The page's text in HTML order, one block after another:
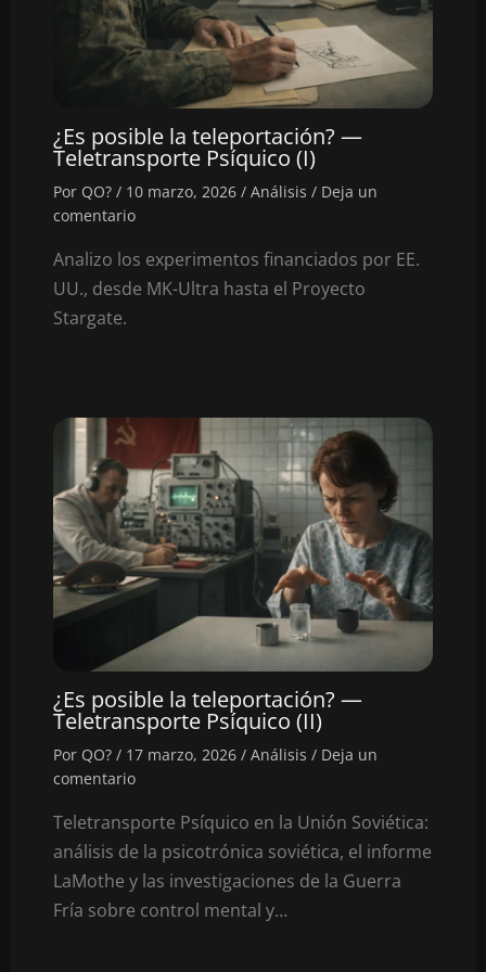
¿Es posible la teleportación? —
Teletransporte Psíquico (I)
Por QO? / 10 marzo, 2026 / Análisis / Deja un
comentario
Analizo los experimentos financiados por EE.
UU., desde MK-Ultra hasta el Proyecto
Stargate.
¿Es posible la teleportación? —
Teletransporte Psíquico (II)
Por QO? / 17 marzo, 2026 / Análisis / Deja un
comentario
Teletransporte Psíquico en la Unión Soviética:
análisis de la psicotrónica soviética, el informe
LaMothe y las investigaciones de la Guerra
Fría sobre control mental y…